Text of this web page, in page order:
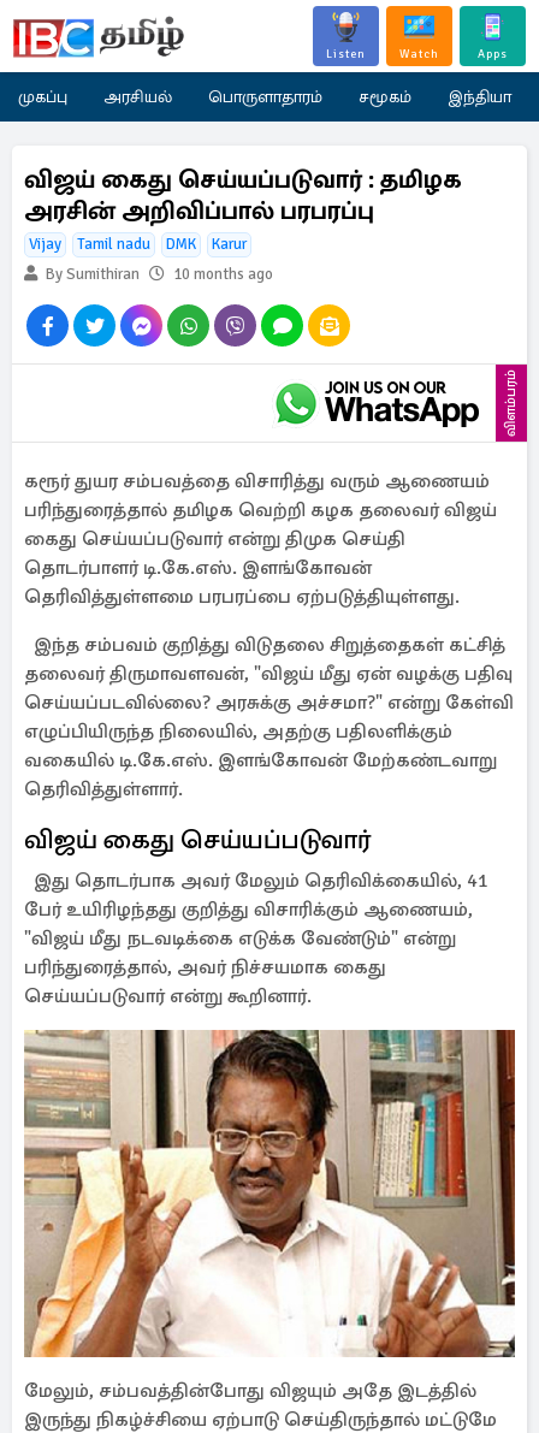
Listen Watch Apps
முகப்பு அரசியல் பொருளாதாரம் சமூகம் இந்தியா
விஜய் கைது செய்யப்படுவார் : தமிழக
அரசின் அறிவிப்பால் பரபரப்பு
Vijay Tamil nadu DMK
Karur
By Sumithiran
10 months ago
விளம்பரம்
கரூர் துயர சம்பவத்தை விசாரித்து வரும் ஆணையம்
பரிந்துரைத்தால் தமிழக வெற்றி கழக தலைவர் விஜய்
கைது செய்யப்படுவார் என்று திமுக செய்தி
தொடர்பாளர் டி.கே.எஸ். இளங்கோவன்
தெரிவித்துள்ளமை பரபரப்பை ஏற்படுத்தியுள்ளது.
இந்த சம்பவம் குறித்து விடுதலை சிறுத்தைகள் கட்சித்
தலைவர் திருமாவளவன், "விஜய் மீது ஏன் வழக்கு பதிவு
செய்யப்படவில்லை? அரசுக்கு அச்சமா?" என்று கேள்வி
எழுப்பியிருந்த நிலையில், அதற்கு பதிலளிக்கும்
வகையில் டி.கே.எஸ். இளங்கோவன் மேற்கண்டவாறு
தெரிவித்துள்ளார்.
விஜய் கைது செய்யப்படுவார்
இது தொடர்பாக அவர் மேலும் தெரிவிக்கையில், 41
பேர் உயிரிழந்தது குறித்து விசாரிக்கும் ஆணையம்,
"விஜய் மீது நடவடிக்கை எடுக்க வேண்டும்" என்று
பரிந்துரைத்தால், அவர் நிச்சயமாக கைது
செய்யப்படுவார் என்று கூறினார்.
மேலும், சம்பவத்தின்போது விஜயும் அதே இடத்தில்
இருந்து நிகழ்ச்சியை ஏற்பாடு செய்திருந்தால் மட்டுமே